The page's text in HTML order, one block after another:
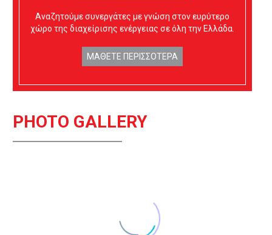
Αναζητούμε συνεργάτες με γνώση στον ευρύτερο
χώρο της διαχείρισης ενέργειας σε όλη την Ελλάδα.
ΜΑΘΕΤΕ ΠΕΡΙΣΣΟΤΕΡΑ
PHOTO GALLERY